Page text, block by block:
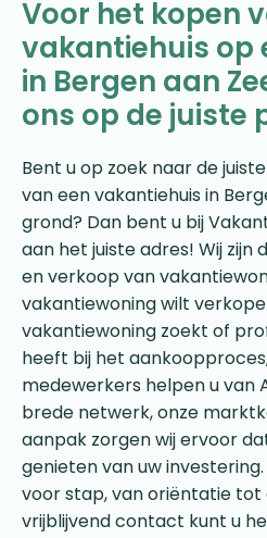
Voor het kopen
vakantiehuis op
in Bergen aan
ons op de juiste
Bent u op zoek naar de
van een vakantiehuis in
grond? Dan bent u bij
aan het juiste adres! Wij zijn
en verkoop van
vakantiewoning wilt
vakantiewoning zoekt of
heeft bij het
medewerkers helpen u van
brede netwerk, onze
aanpak zorgen wij ervoor
genieten van uw
voor stap, van oriëntatie
vrijblijvend contact kunt u